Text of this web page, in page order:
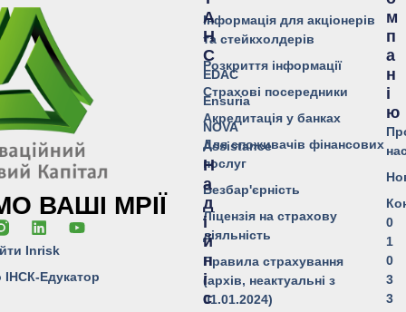
ВАШІ МРІЇ
Inrisk
ІНСК-Едукатор
Інформація для акціонерів
та стейкхолдерів
Розкриття інформації
Страхові посередники
Акредитація у банках
Для споживачів фінансових
послуг
Безбар'єрність
Ліцензія на страхову
діяльність
Правила страхування
(архів, неактуальні з
01.01.2024)
А
Н
С
EDAC
Ensuria
NOVA
Assistance
Н
А
Д
І
Й
Н
І
С
М
П
А
Н
І
Ю
0
1
0
3
3